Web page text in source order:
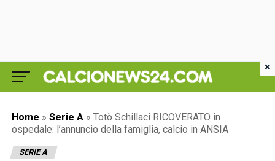
Home » Serie A » Totò Schillaci RICOVERATO in
ospedale: l’annuncio della famiglia, calcio in ANSIA
SERIE A
×